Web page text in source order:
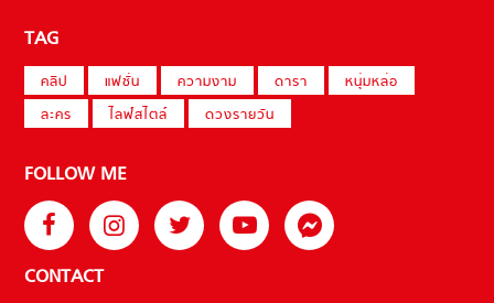
TAG
คลิป แฟชั่น ความงาม ดารา
หนุ่มหล่อ
ละคร
ไลฟ์สไตล์ ดวงรายวัน
FOLLOW ME
CONTACT